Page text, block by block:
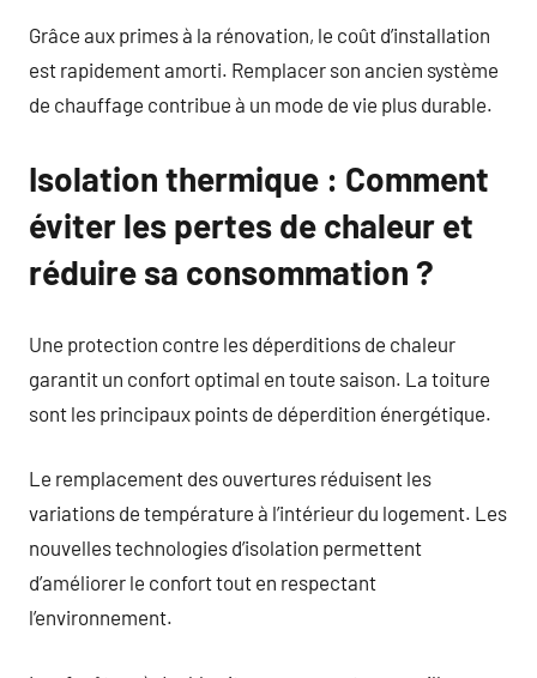
Grâce aux primes à la rénovation, le coût d’installation
est rapidement amorti. Remplacer son ancien système
de chauffage contribue à un mode de vie plus durable.
Isolation thermique : Comment
éviter les pertes de chaleur et
réduire sa consommation ?
Une protection contre les déperditions de chaleur
garantit un confort optimal en toute saison. La toiture
sont les principaux points de déperdition énergétique.
Le remplacement des ouvertures réduisent les
variations de température à l’intérieur du logement. Les
nouvelles technologies d’isolation permettent
d’améliorer le confort tout en respectant
l’environnement.